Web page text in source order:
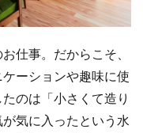
仕事。だからこそ、
ーションや趣味に使
のは「小さくて造り
気に入ったという水